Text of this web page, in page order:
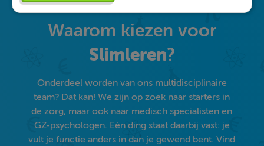
Waarom kiezen voor
Slimleren?
Onderdeel worden van ons multidisciplinaire
team? Dat kan! We zijn op zoek naar starters in
de zorg, maar ook naar medisch specialisten en
GZ-psychologen. Eén ding staat daarbij vast: je
vult je functie anders in dan je gewend bent. Vind